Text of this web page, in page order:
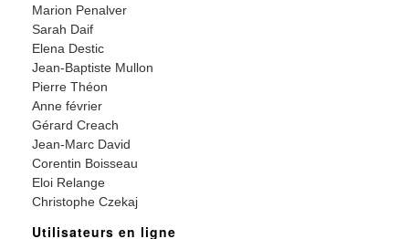
Marion Penalver
Sarah Daif
Elena Destic
Jean-Baptiste Mullon
Pierre Théon
Anne février
Gérard Creach
Jean-Marc David
Corentin Boisseau
Eloi Relange
Christophe Czekaj
Utilisateurs en ligne